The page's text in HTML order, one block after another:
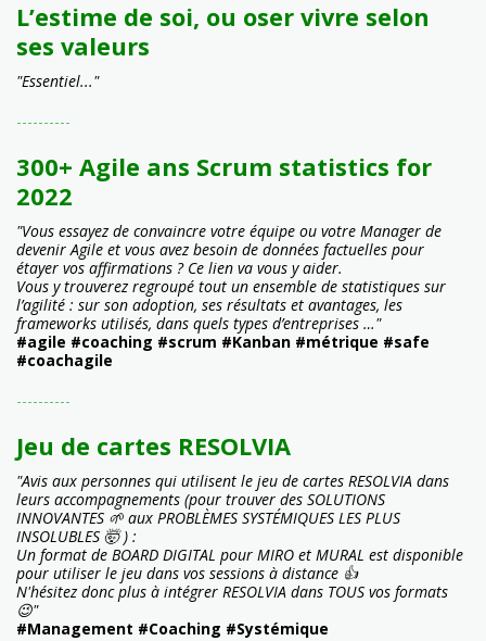
L’estime de soi, ou oser vivre selon
ses valeurs
"Essentiel..."
----------
300+ Agile ans Scrum statistics for
2022
"Vous essayez de convaincre votre équipe ou votre Manager de
devenir Agile et vous avez besoin de données factuelles pour
étayer vos affirmations ? Ce lien va vous y aider.
Vous y trouverez regroupé tout un ensemble de statistiques sur
l’agilité : sur son adoption, ses résultats et avantages, les
frameworks utilisés, dans quels types d’entreprises …"
#agile #coaching #scrum #Kanban #métrique #safe
#coachagile
----------
Jeu de cartes RESOLVIA
"Avis aux personnes qui utilisent le jeu de cartes RESOLVIA dans
leurs accompagnements (pour trouver des SOLUTIONS
INNOVANTES 🌱 aux PROBLÈMES SYSTÉMIQUES LES PLUS
INSOLUBLES 🤯 ) :
Un format de BOARD DIGITAL pour MIRO et MURAL est disponible
pour utiliser le jeu dans vos sessions à distance 👍
N'hésitez donc plus à intégrer RESOLVIA dans TOUS vos formats
😉"
#Management #Coaching #Systémique